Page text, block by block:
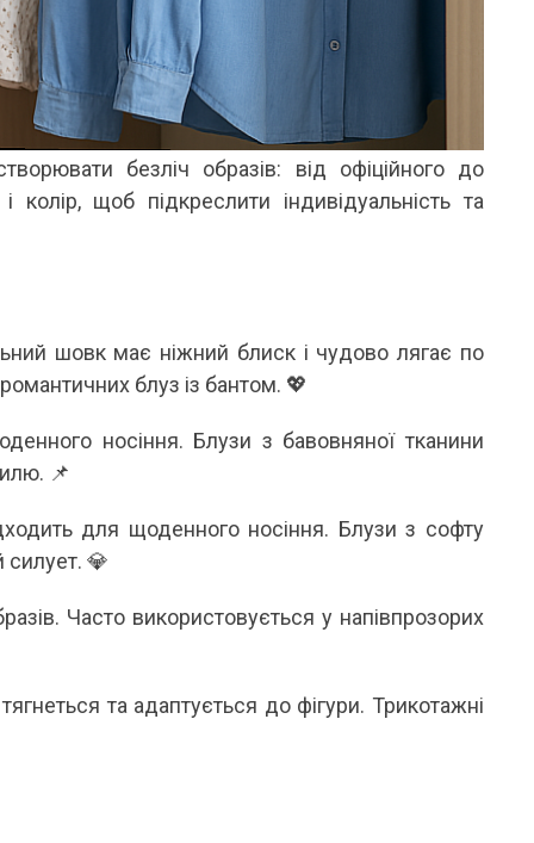
ЛІТНЬОЇ ПОРИ
пору особливо цінуються речі, які не
гарно виглядають, а й дають відчуття
протягом усього дня. Саме тому
далі →
Кожного літа вибір між
Читати далі →
безліч образів: від офіційного до
колір, щоб підкреслити індивідуальність та
шовк має ніжний блиск і чудово лягає по
блуз із бантом. 💖
носіння. Блузи з бавовняної тканини
📌
для щоденного носіння. Блузи з софту
силует. 💎
Часто використовується у напівпрозорих
та адаптується до фігури. Трикотажні